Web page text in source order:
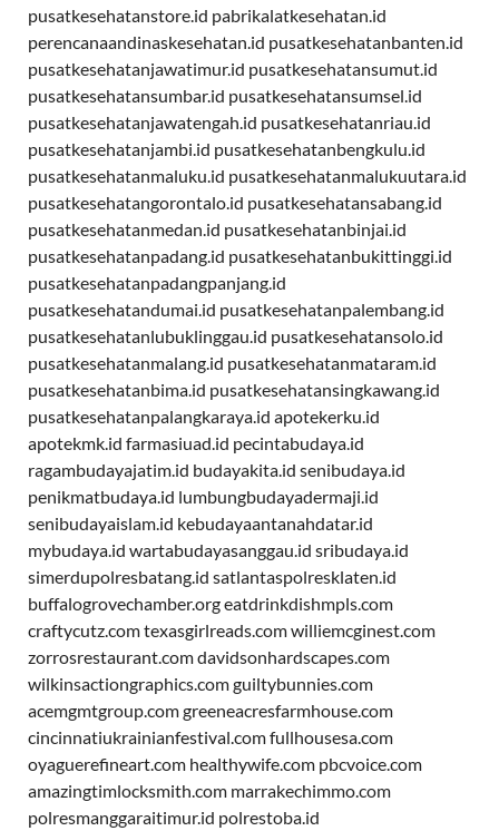
pusatkesehatanstore.id pabrikalatkesehatan.id
perencanaandinaskesehatan.id pusatkesehatanbanten.id
pusatkesehatanjawatimur.id pusatkesehatansumut.id
pusatkesehatansumbar.id pusatkesehatansumsel.id
pusatkesehatanjawatengah.id pusatkesehatanriau.id
pusatkesehatanjambi.id pusatkesehatanbengkulu.id
pusatkesehatanmaluku.id pusatkesehatanmalukuutara.id
pusatkesehatangorontalo.id pusatkesehatansabang.id
pusatkesehatanmedan.id pusatkesehatanbinjai.id
pusatkesehatanpadang.id pusatkesehatanbukittinggi.id
pusatkesehatanpadangpanjang.id
pusatkesehatandumai.id pusatkesehatanpalembang.id
pusatkesehatanlubuklinggau.id pusatkesehatansolo.id
pusatkesehatanmalang.id pusatkesehatanmataram.id
pusatkesehatanbima.id pusatkesehatansingkawang.id
pusatkesehatanpalangkaraya.id apotekerku.id
apotekmk.id farmasiuad.id pecintabudaya.id
ragambudayajatim.id budayakita.id senibudaya.id
penikmatbudaya.id lumbungbudayadermaji.id
senibudayaislam.id kebudayaantanahdatar.id
mybudaya.id wartabudayasanggau.id sribudaya.id
simerdupolresbatang.id satlantaspolresklaten.id
buffalogrovechamber.orgeatdrinkdishmpls.com
craftycutz.comtexasgirlreads.comwilliemcginest.com
zorrosrestaurant.comdavidsonhardscapes.com
wilkinsactiongraphics.comguiltybunnies.com
acemgmtgroup.comgreeneacresfarmhouse.com
cincinnatiukrainianfestival.comfullhousesa.com
oyaguerefineart.com healthywife.com pbcvoice.com
amazingtimlocksmith.com marrakechimmo.com
polresmanggaraitimur.id polrestoba.id